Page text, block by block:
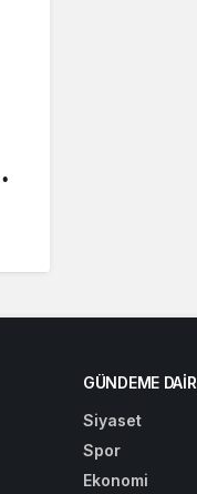
GÜNDEME DAIR
Siyaset
Spor
Ekonomi